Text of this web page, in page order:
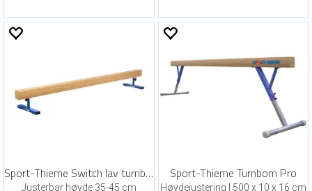
Sport-Thieme Switch lav turnbom 3 m
Justerbar høyde 35-45 cm
Sport-Thieme Turnbom Pro
Høydejustering | 500 x 10 x 16 cm